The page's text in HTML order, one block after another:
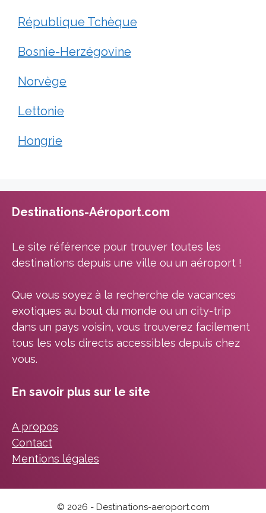
République Tchèque
Bosnie-Herzégovine
Norvège
Lettonie
Hongrie
Destinations-Aéroport.com
Le site référence pour trouver toutes les
destinations depuis une ville ou un aéroport !
Que vous soyez à la recherche de vacances
exotiques au bout du monde ou un city-trip
dans un pays voisin, vous trouverez facilement
tous les vols directs accessibles depuis chez
vous.
En savoir plus sur le site
A propos
Contact
Mentions légales
© 2026 - Destinations-aeroport.com